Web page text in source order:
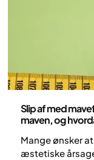
Slip af med
maven, og
Mange ønsker
æstetiske